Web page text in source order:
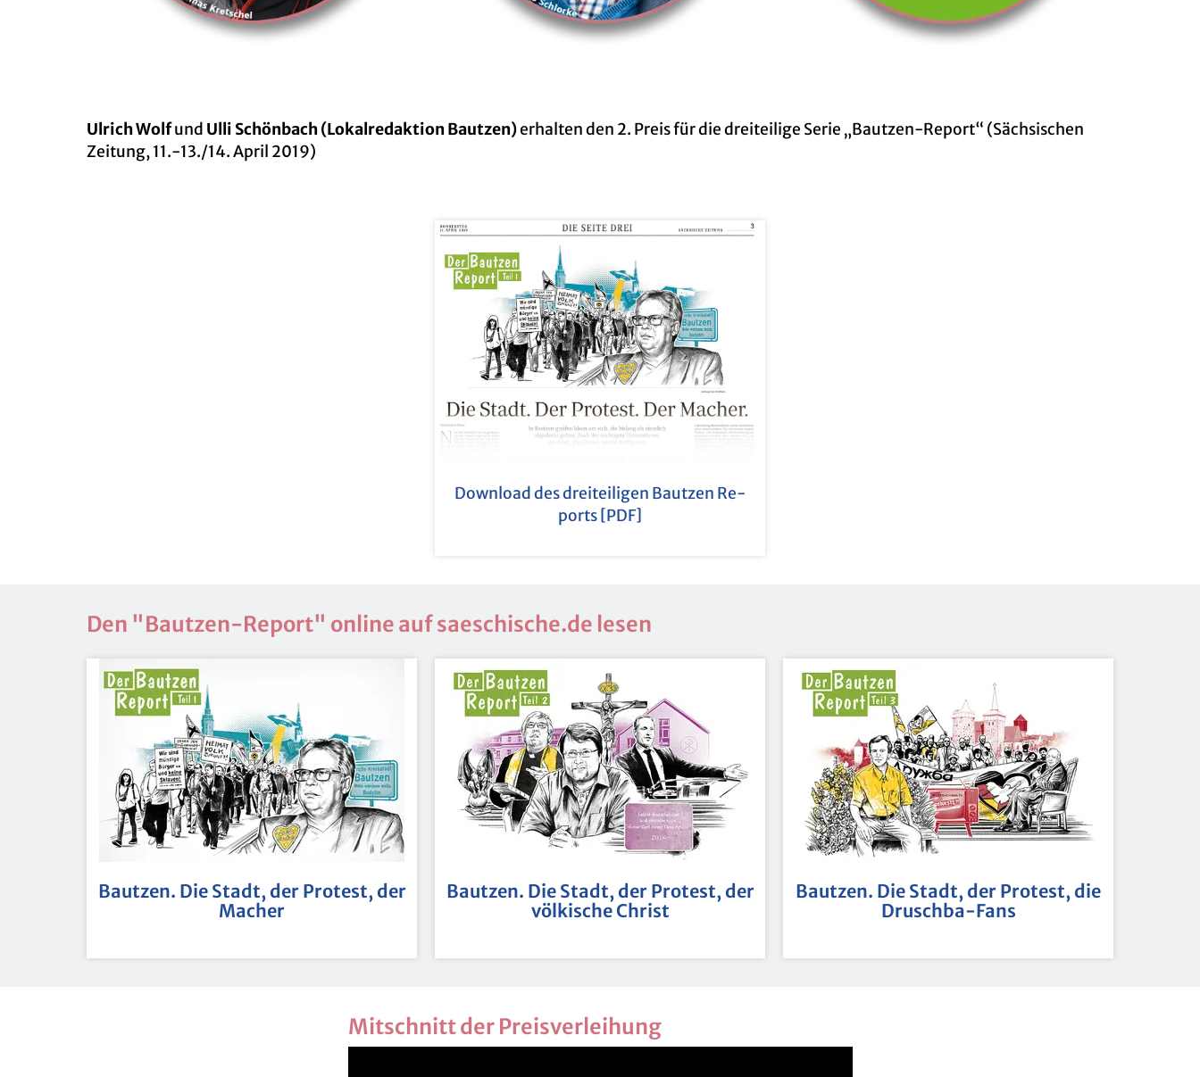
Ul­rich Wolfund Ulli Schön­bach (Lo­kal­re­dak­ti­on Baut­zen)er­hal­ten den 2. Preis für die drei­tei­li­ge Serie „Baut­zen-Re­port“ (Säch­si­schen
Zei­tung, 11.-13./14. April 2019)
Down­load des drei­tei­li­gen Baut­zen Re­
ports [PDF]
Den "Baut­zen-Re­port" on­line auf saeschi­sche.de lesen
Baut­zen. Die Stadt, der Pro­test, der
Ma­cher
Baut­zen. Die Stadt, der Pro­test, der
völ­ki­sche Christ
Baut­zen. Die Stadt, der Pro­test, die
Drusch­ba-Fans
Mit­schnitt der Preis­ver­lei­hung